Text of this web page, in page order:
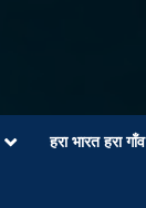
हरा भारत हरा गाँव